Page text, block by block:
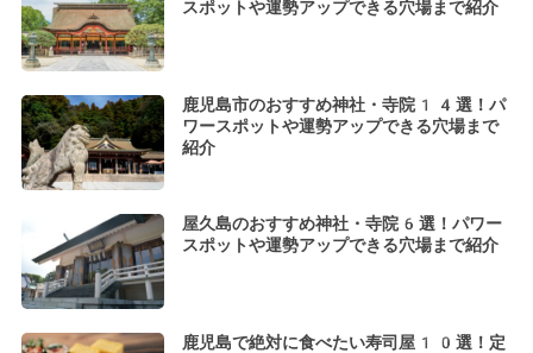
スポットや運勢アップできる穴場まで紹介
鹿児島市のおすすめ神社・寺院14選！パ
ワースポットや運勢アップできる穴場まで
紹介
屋久島のおすすめ神社・寺院6選！パワー
スポットや運勢アップできる穴場まで紹介
鹿児島で絶対に食べたい寿司屋10選！定